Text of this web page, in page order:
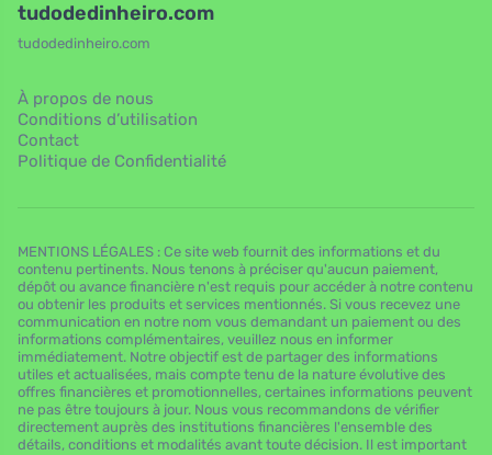
tudodedinheiro.com
tudodedinheiro.com
À propos de nous
Conditions d’utilisation
Contact
Politique de Confidentialité
MENTIONS LÉGALES : Ce site web fournit des informations et du
contenu pertinents. Nous tenons à préciser qu'aucun paiement,
dépôt ou avance financière n'est requis pour accéder à notre contenu
ou obtenir les produits et services mentionnés. Si vous recevez une
communication en notre nom vous demandant un paiement ou des
informations complémentaires, veuillez nous en informer
immédiatement. Notre objectif est de partager des informations
utiles et actualisées, mais compte tenu de la nature évolutive des
offres financières et promotionnelles, certaines informations peuvent
ne pas être toujours à jour. Nous vous recommandons de vérifier
directement auprès des institutions financières l'ensemble des
détails, conditions et modalités avant toute décision. Il est important